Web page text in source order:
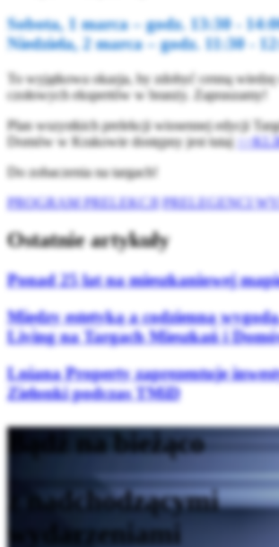
Sobota, 1 marca – godz. 13:30 -
Niedziela, 2 marca – godz. 11:30 -
To wyjątkowa okazja, by zdobyć cenną
czołowych ekspertów w branży. Zapraszamy!
Plan wszystkich prelekcji wiosennej edycji
Domów w Krakowie dostępny jest tutaj
Do zobaczenia na targach!
PROGRAM PRELEKCJI PRELEGENCI
Ostatnie artykuły
Ponad 25 lat na mieszkaniowej
Między estetyką a codzienną
Living na Targach Mieszkań i
Lniana Property zaprezentuje
Zielonki podczas TMiD
Bądź na bieżąco
z nadchodzącymi
wydarzeniami